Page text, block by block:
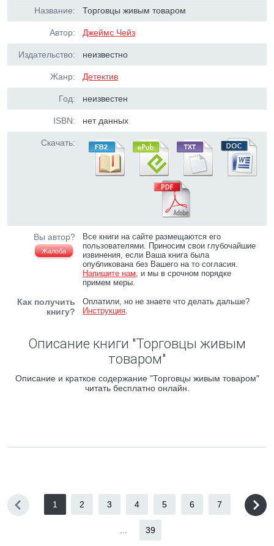
Название: Торговцы живым товаром
Автор: Джеймс Чейз
Издательство: неизвестно
Жанр: Детектив
Год: неизвестен
ISBN: нет данных
Скачать:
Вы автор?
Жалоба
Все книги на сайте размещаются его
пользователями. Приносим свои глубочайшие
извинения, если Ваша книга была
опубликована без Вашего на то согласия.
Напишите нам, и мы в срочном порядке
примем меры.
Как получить
книгу?
Оплатили, но не знаете что делать дальше?
Инструкция.
Описание книги "Торговцы живым
товаром"
Описание и краткое содержание "Торговцы живым товаром"
читать бесплатно онлайн.
1 2 3 4 5 6 7
39